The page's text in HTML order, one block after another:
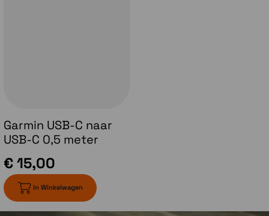
verlichtingsmodi en automatische
helderheidsregeling die zich aanpast aan je
gekoppeld met een compatibel Edge toestel.
Garmin USB-C naar
USB-C 0,5 meter
€ 15,00
In Winkelwagen